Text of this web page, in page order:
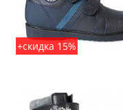
+скидка 15%